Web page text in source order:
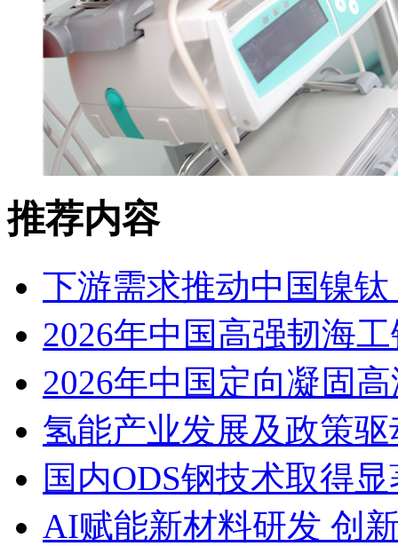
推荐内容
下游需求推动中国镍
2026年中国高强韧海
2026年中国定向凝固
氢能产业发展及政策
国内ODS钢技术取得
AI赋能新材料研发 创